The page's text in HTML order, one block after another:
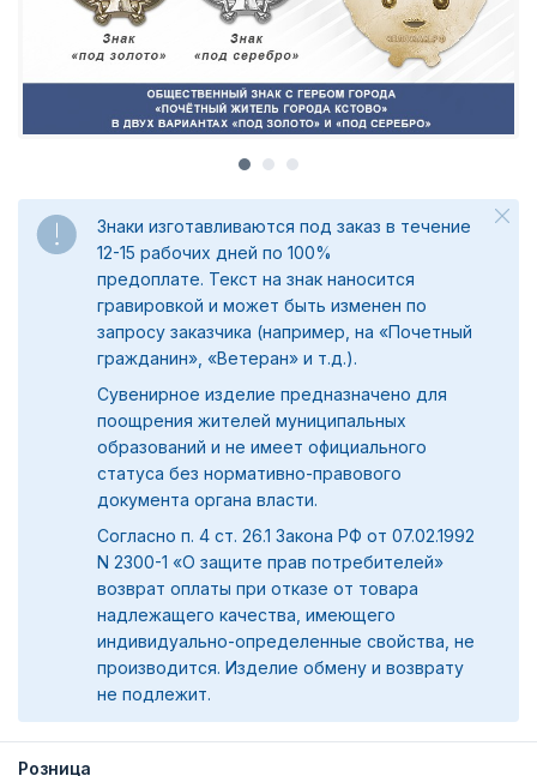
Знаки изготавливаются под заказ в течение
12-15 рабочих дней по 100%
предоплате. Текст на знак наносится
гравировкой и может быть изменен по
запросу заказчика (например, на «Почетный
гражданин», «Ветеран» и т.д.).
Сувенирное изделие предназначено для
поощрения жителей муниципальных
образований и не имеет официального
статуса без нормативно-правового
документа органа власти.
Согласно п. 4 ст. 26.1 Закона РФ от 07.02.1992
N 2300-1 «О защите прав потребителей»
возврат оплаты при отказе от товара
надлежащего качества, имеющего
индивидуально-определенные свойства, не
производится. Изделие обмену и возврату
не подлежит.
Розница